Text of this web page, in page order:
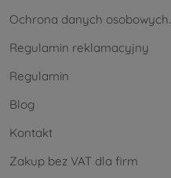
Ochrona danych osobowych.
Regulamin reklamacyjny
Regulamin
Blog
Kontakt
Zakup bez VAT dla firm